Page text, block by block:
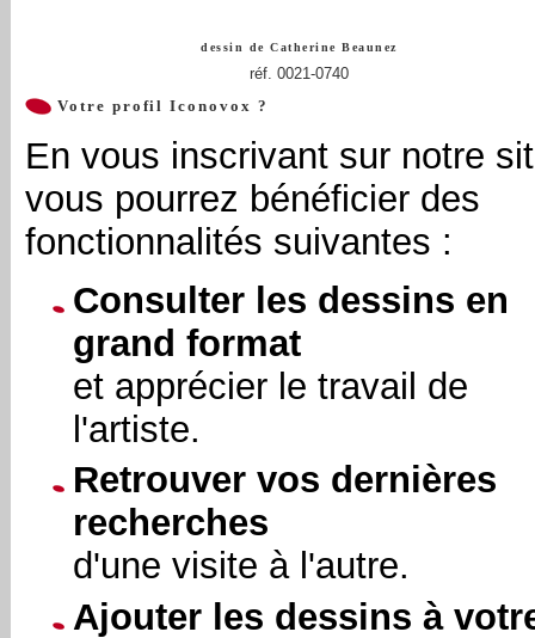
dessin deCatherine Beaunez
réf. 0021-0740
Votre profil Iconovox ?
En vous inscrivant sur notre
vous pourrez bénéficier des
fonctionnalités suivantes :
Consulter les dessins en
grand format
et apprécier le travail de
l'artiste.
Retrouver vos dernières
recherches
d'une visite à l'autre.
Ajouter les dessins à